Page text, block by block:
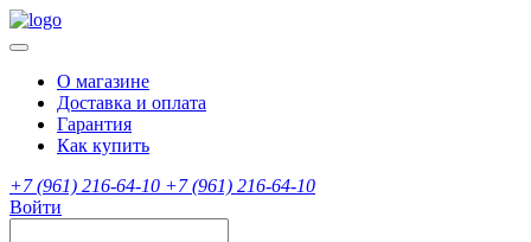
О магазине
Доставка и оплата
Гарантия
Как купить
+7 (961) 216-64-10 +7 (961) 216-64-10
Войти